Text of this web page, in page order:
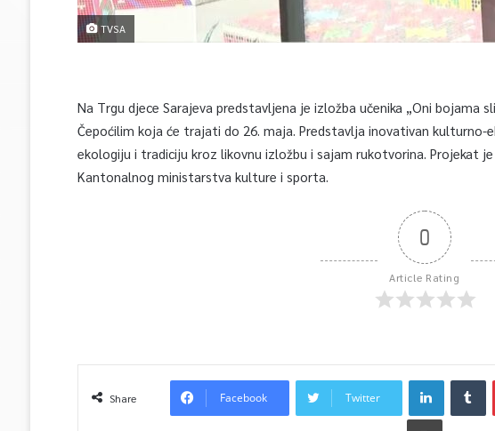
TVSA
Na Trgu djece Sarajeva predstavljena je izložba učenika „Oni bojama
Čepoćilim koja će trajati do 26. maja. Predstavlja inovativan
ekologiju i tradiciju kroz likovnu izložbu i sajam rukotvorina. Projekat
Kantonalnog ministarstva kulture i sporta.
0
Article Rating
Share Facebook Twitter